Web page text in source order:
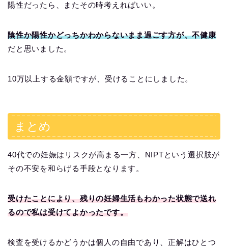
陽性だったら、またその時考えればいい。
陰性か陽性かどっちかわからないまま過ごす方が、不健康
だと思いました。
10万以上する金額ですが、受けることにしました。
まとめ
40代での妊娠はリスクが高まる一方、NIPTという選択肢が
その不安を和らげる手段となります。
受けたことにより、残りの妊婦生活もわかった状態で送れ
るので私は受けてよかったです。
検査を受けるかどうかは個人の自由であり、正解はひとつ